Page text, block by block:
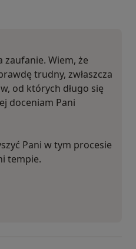
zaufanie. Wiem, że
trudny, zwłaszcza
od których długo się
doceniam Pani
Pani w tym procesie
tempie.